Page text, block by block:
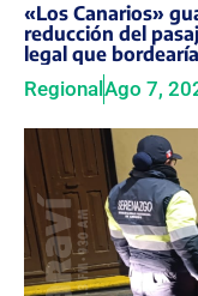
«Los Canarios»
reducción del
legal que
Regional Ago 7,